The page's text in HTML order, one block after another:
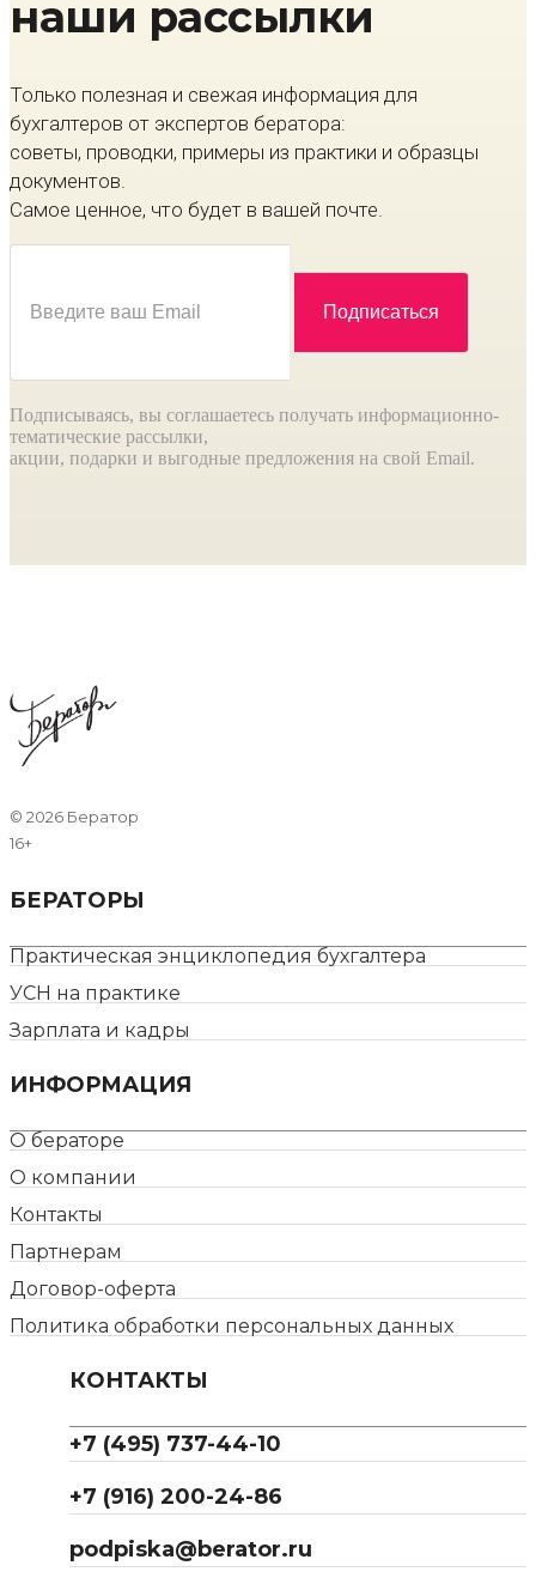
наши рассылки
Только полезная и свежая информация для
бухгалтеров от экспертов бератора:
советы, проводки, примеры из практики и образцы
документов.
Самое ценное, что будет в вашей почте.
Подписываясь, вы соглашаетесь получать информационно-
тематические рассылки,
акции, подарки и выгодные предложения на свой Email.
© 2026 Бератор
16+
БЕРАТОРЫ
Практическая энциклопедия бухгалтера
УСН на практике
Зарплата и кадры
ИНФОРМАЦИЯ
О бераторе
О компании
Контакты
Партнерам
Договор-оферта
Политика обработки персональных данных
КОНТАКТЫ
+7 (495) 737-44-10
+7 (916) 200-24-86
podpiska@berator.ru